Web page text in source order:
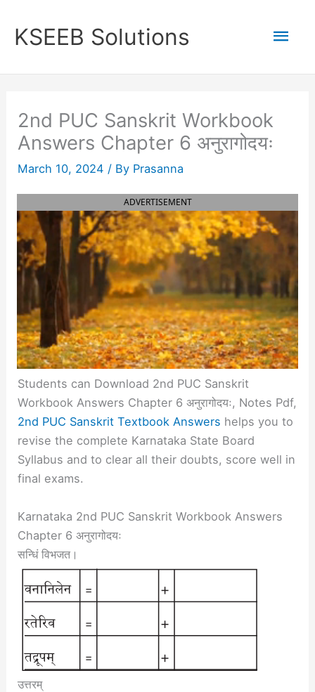
content
KSEEB Solutions
2nd PUC Sanskrit Workbook
Answers Chapter 6 अनुरागोदयः
March 10, 2024 / By Prasanna
ADVERTISEMENT
Students can Download 2nd PUC Sanskrit
Workbook Answers Chapter 6 अनुरागोदयः, Notes Pdf,
2nd PUC Sanskrit Textbook Answers helps you to
revise the complete Karnataka State Board
Syllabus and to clear all their doubts, score well in
final exams.
Karnataka 2nd PUC Sanskrit Workbook Answers
Chapter 6 अनुरागोदयः
सन्धिं विभजत।
उत्तरम्